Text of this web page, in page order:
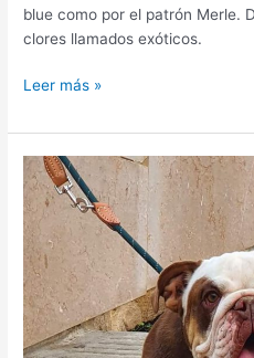
blue como por el patrón Merle.
clores llamados exóticos.
Leer más »
SOCIALIZACION
BULLDOG
INGLES